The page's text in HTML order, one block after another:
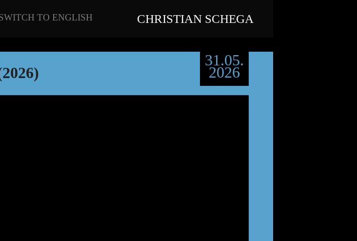
CHRISTIAN SCHEGA
31.05.
2026